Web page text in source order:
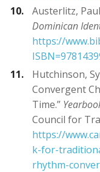
Austerlitz,
Dominican
https://
Hutchinson,
Convergent
Time.”
Council for
https://
k-for-
rhythm-